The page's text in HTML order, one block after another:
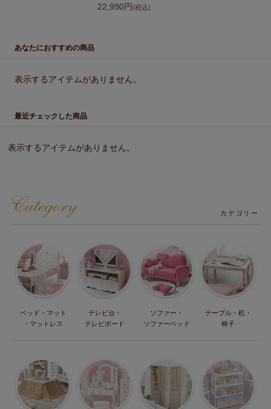
22,990円(税込)
あなたにおすすめの商品
表示するアイテムがありません。
最近チェックした商品
表示するアイテムがありません。
カテゴリー
ベッド・マット
・マットレス
テレビ台・
テレビボード
ソファー・
ソファーベッド
テーブル・机・
椅子